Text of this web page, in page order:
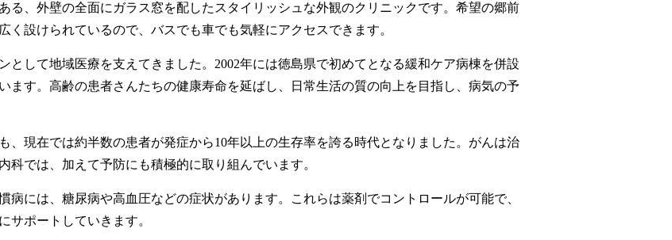
る、外壁の全面にガラス窓を配したスタイリッシュな外観のクリニックです。希望の郷前
く設けられているので、バスでも車でも気軽にアクセスできます。
として地域医療を支えてきました。2002年には徳島県で初めてとなる緩和ケア病棟を併設
ます。高齢の患者さんたちの健康寿命を延ばし、日常生活の質の向上を目指し、病気の予
、現在では約半数の患者が発症から10年以上の生存率を誇る時代となりました。がんは治
では、加えて予防にも積極的に取り組んでいます。
病には、糖尿病や高血圧などの症状があります。これらは薬剤でコントロールが可能で、
サポートしていきます。